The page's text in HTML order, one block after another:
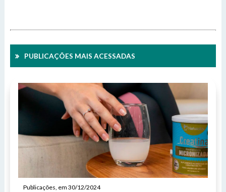
PUBLICAÇÕES MAIS ACESSADAS
Publicações, em 30/12/2024
Letra A > Fonte tamanho normal.
Letra A- > Diminui o tamanho da fonte.
Para alterar a cor do layout de escuro para claro e vice
versa clique no ícone
.
Senha
Enviar
Senha
Enviar
Telefone (94) 9 8131-8618
E-Mail: ouvidoria@sfxingu.pa.gov.br
Atendente/Ouvidor:
Lívia Leandra Ribeiro gomes
Expediente:
Das 8h às 12h e das 14h às 18h.
De segunda-feira a sexta-feira.
Outras Informações:
Enviar